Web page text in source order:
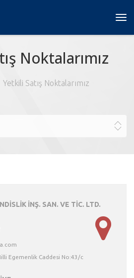
Noktalarımız
Yetkili Satış Noktalarımız
İNŞ. SAN. VE TİC. LTD.
Egemenlik Caddesi No:43/c